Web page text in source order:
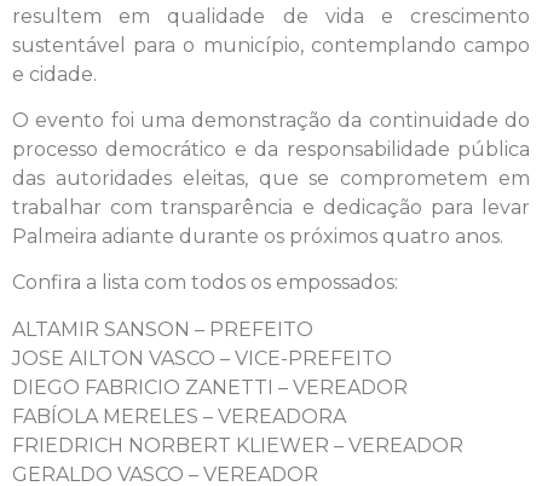
resultem em qualidade de vida e crescimento
sustentável para o município, contemplando campo
e cidade.
O evento foi uma demonstração da continuidade do
processo democrático e da responsabilidade pública
das autoridades eleitas, que se comprometem em
trabalhar com transparência e dedicação para levar
Palmeira adiante durante os próximos quatro anos.
Confira a lista com todos os empossados:
ALTAMIR SANSON – PREFEITO
JOSE AILTON VASCO – VICE-PREFEITO
DIEGO FABRICIO ZANETTI – VEREADOR
FABÍOLA MERELES – VEREADORA
FRIEDRICH NORBERT KLIEWER – VEREADOR
GERALDO VASCO – VEREADOR